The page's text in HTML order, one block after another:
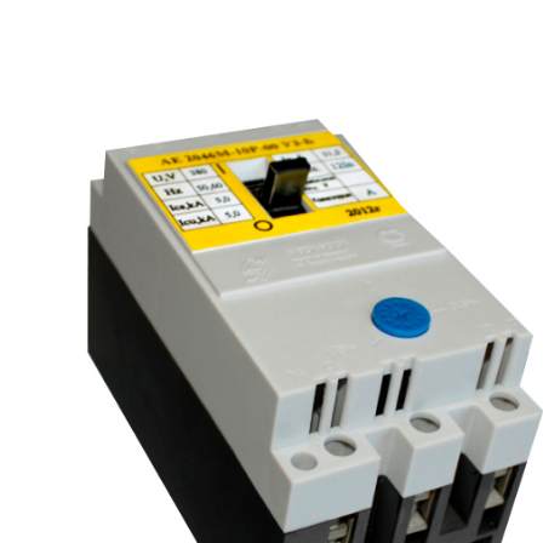
(Филиал
15.02.2022
Электро выиграла тендер на
поставку деревянных опор ЛЭП
складского оперативного
Татьяна (Branch of «Saren B.
V.» PLLC)
Выражаю благодарность
оперативную обработку нашего
Выставили коммерческое
хорошей цене в течение двух
малого сотня товарных